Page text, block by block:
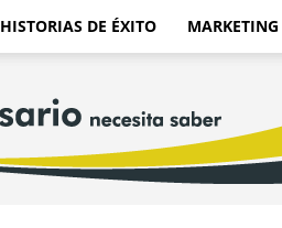
HISTORIAS DE ÉXITO MARKETING